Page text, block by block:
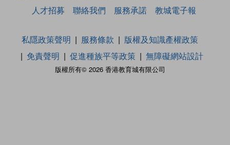
人才招募
聯絡我們 服務承諾 教城電子報
版權所有© 2026 香港教育城有限公司
私隱政策聲明 服務條款
版權及知識產權政策
免責聲明
促進種族平等政策 無障礙網站設計